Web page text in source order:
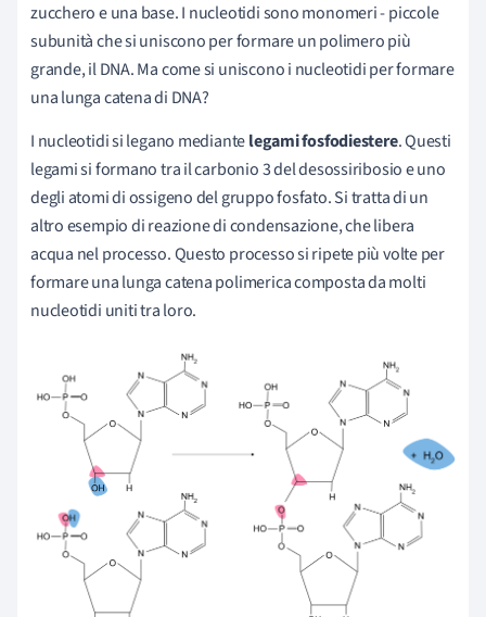
zucchero e una base. I nucleotidi sono monomeri - piccole
subunità che si uniscono per formare un polimero più
grande, il DNA. Ma come si uniscono i nucleotidi per formare
una lunga catena di DNA?
I nucleotidi si legano mediantelegami fosfodiestere. Questi
legami si formano tra il carbonio 3 del desossiribosio e uno
degli atomi di ossigeno del gruppo fosfato. Si tratta di un
altro esempio di reazione di condensazione, che libera
acqua nel processo. Questo processo si ripete più volte per
formare una lunga catena polimerica composta da molti
nucleotidi uniti tra loro.